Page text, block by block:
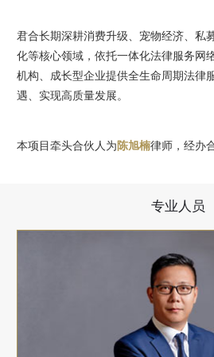
君合长期深耕消费升级、宠物经济、私
化等核心领域，依托一体化法律服务网
机构、成长型企业提供全生命周期法律
遇、实现高质量发展。
本项目牵头合伙人为 陈旭楠律师，经办
专业人员